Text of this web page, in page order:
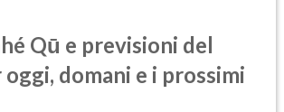
Qū e previsioni del
domani e i prossimi